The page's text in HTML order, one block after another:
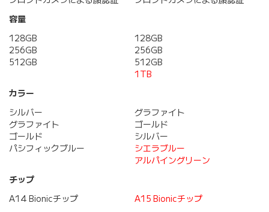
容量
128GB
256GB
512GB
128GB
256GB
512GB
1TB
カラー
シルバー
グラファイト
ゴールド
パシフィックブルー
グラファイト
ゴールド
シルバー
シエラブルー
アルパイングリーン
チップ
A14 Bionicチップ
A15 Bionicチップ